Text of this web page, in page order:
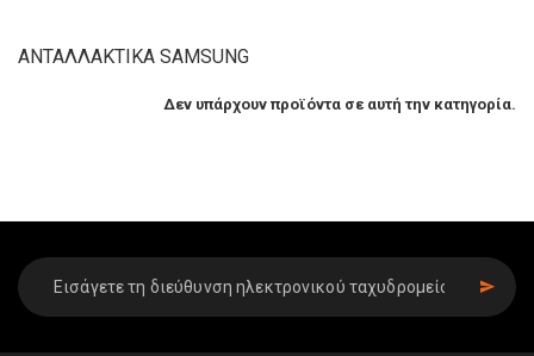
ΑΝΤΑΛΛΑΚΤΙΚΑ SAMSUNG
Δεν υπάρχουν προϊόντα σε αυτή την κατηγορία.
SIGN UP